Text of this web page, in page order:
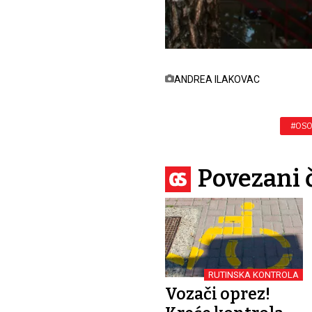
ANDREA ILAKOVAC
Povezani
RUTINSKA KONTROLA
Vozači oprez!